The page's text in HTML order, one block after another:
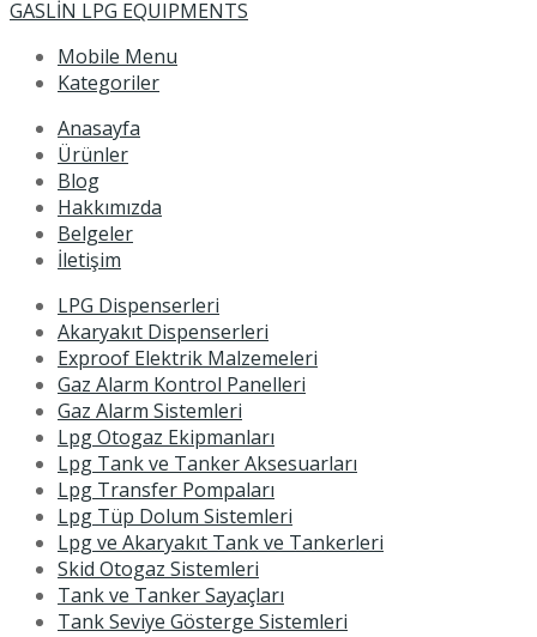
GASLİN LPG EQUIPMENTS
Mobile Menu
Kategoriler
Anasayfa
Ürünler
Blog
Hakkımızda
Belgeler
İletişim
LPG Dispenserleri
Akaryakıt Dispenserleri
Exproof Elektrik Malzemeleri
Gaz Alarm Kontrol Panelleri
Gaz Alarm Sistemleri
Lpg Otogaz Ekipmanları
Lpg Tank ve Tanker Aksesuarları
Lpg Transfer Pompaları
Lpg Tüp Dolum Sistemleri
Lpg ve Akaryakıt Tank ve Tankerleri
Skid Otogaz Sistemleri
Tank ve Tanker Sayaçları
Tank Seviye Gösterge Sistemleri